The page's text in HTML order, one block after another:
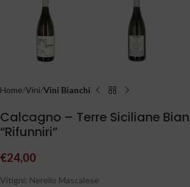
Home Vini Vini Bianchi
Calcagno – Terre Siciliane
“Rifunniri”
€24,00
Vitigni: Nerello Mascalese